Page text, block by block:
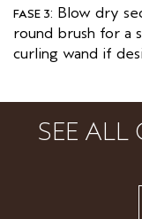
FASE 3: Blow dry
round brush for a
curling wand if
SEE ALL